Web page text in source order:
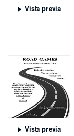
Vista previa
Vista previa